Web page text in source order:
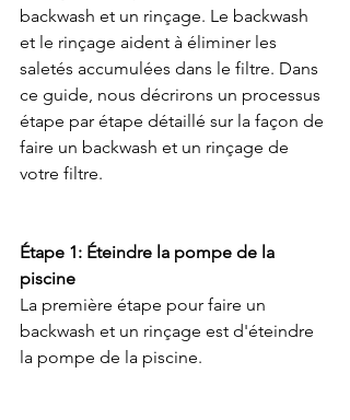
backwash et un rinçage. Le backwash
et le rinçage aident à éliminer les
saletés accumulées dans le filtre. Dans
ce guide, nous décrirons un processus
étape par étape détaillé sur la façon de
faire un backwash et un rinçage de
votre filtre.
Étape 1: Éteindre la pompe de la
piscine
La première étape pour faire un
backwash et un rinçage est d'éteindre
la pompe de la piscine.